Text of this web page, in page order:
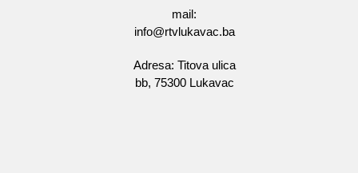
mail:
info@rtvlukavac.ba
Adresa: Titova ulica
bb, 75300 Lukavac